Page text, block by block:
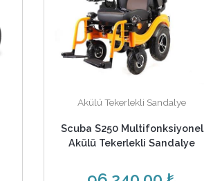
Akülü Tekerlekli Sandalye
Scuba S250 Multifonksiyonel
Akülü Tekerlekli Sandalye